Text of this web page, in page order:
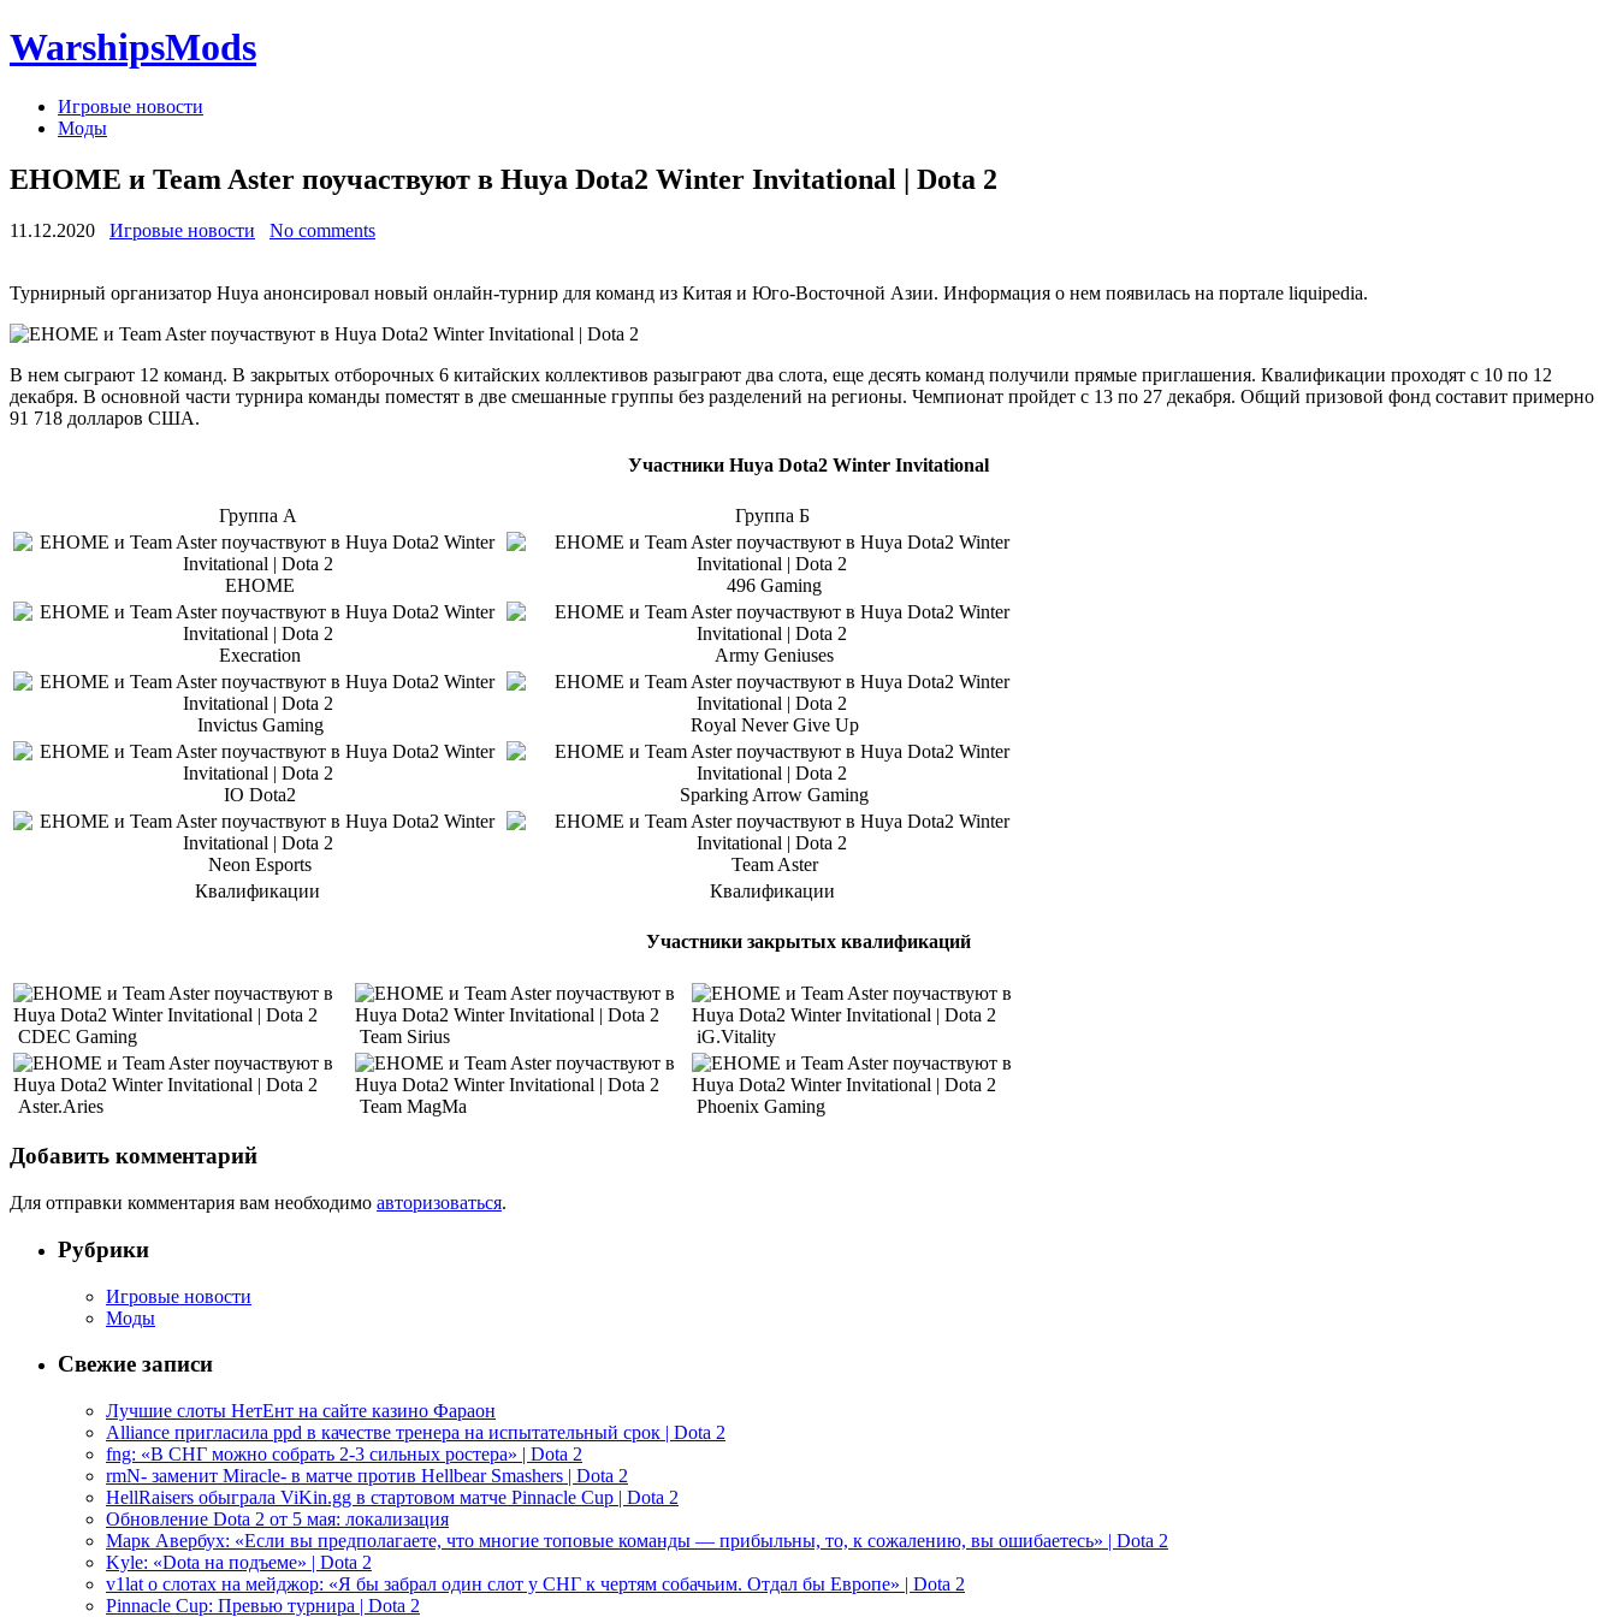
WarshipsMods
Игровые новости
Моды
EHOME и Team Aster поучаствуют в Huya Dota2 Winter Invitational | Dota 2
11.12.2020 Игровые новости No comments
Турнирный организатор Huya анонсировал новый онлайн-турнир для команд из Китая и Юго-Восточной Азии. Информация о нем появилась на портале liquipedia.
В нем сыграют 12 команд. В закрытых отборочных 6 китайских коллективов разыграют два слота, еще десять команд получили прямые приглашения. Квалификации проходят с 10 по 12
декабря. В основной части турнира команды поместят в две смешанные группы без разделений на регионы. Чемпионат пройдет с 13 по 27 декабря. Общий призовой фонд составит примерно
91 718 долларов США.
Участники Huya Dota2 Winter Invitational
Группа А Группа Б
EHOME 496 Gaming
Execration Army Geniuses
Invictus Gaming Royal Never Give Up
IO Dota2 Sparking Arrow Gaming
Neon Esports
Team Aster
Квалификации
Квалификации
Участники закрытых квалификаций
CDEC Gaming Team Sirius iG.Vitality
Aster.Aries Team MagMa Phoenix Gaming
Добавить комментарий
Для отправки комментария вам необходимо авторизоваться.
Рубрики
Игровые новости
Моды
Свежие записи
Лучшие слоты НетЕнт на сайте казино Фараон
Alliance пригласила ppd в качестве тренера на испытательный срок | Dota 2
fng: «В СНГ можно собрать 2-3 сильных ростера» | Dota 2
rmN- заменит Miracle- в матче против Hellbear Smashers | Dota 2
HellRaisers обыграла ViKin.gg в стартовом матче Pinnacle Cup | Dota 2
Обновление Dota 2 от 5 мая: локализация
Марк Авербух: «Если вы предполагаете, что многие топовые команды — прибыльны, то, к сожалению, вы ошибаетесь» | Dota 2
Kyle: «Dota на подъеме» | Dota 2
v1lat о слотах на мейджор: «Я бы забрал один слот у СНГ к чертям собачьим. Отдал бы Европе» | Dota 2
Pinnacle Cup: Превью турнира | Dota 2